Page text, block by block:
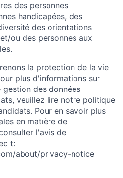
des personnes
handicapées, des
des orientations
ou des personnes aux
la protection de la vie
plus d'informations sur
des données
veuillez lire notre politique
Pour en savoir plus
en matière de
l'avis de
t:
about/privacy-notice